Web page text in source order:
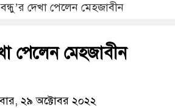
দেখা পেলেন মেহজাবীন
পেলেন মেহজাবীন
২৯ অক্টোবর ২০২২